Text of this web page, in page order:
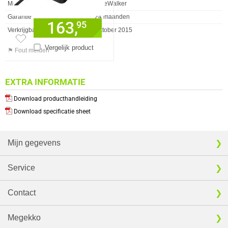
Merk
BlueWalker
Garantie
24 maanden
Verkrijgbaar sinds
Oktober 2015
⚑ Fout melden
EXTRA INFORMATIE
Download producthandleiding
Download specificatie sheet
Vergelijk product
163,95
Mijn gegevens
Service
Contact
Megekko